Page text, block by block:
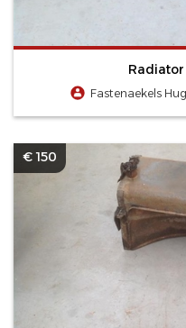
Fastenaekels
€ 150